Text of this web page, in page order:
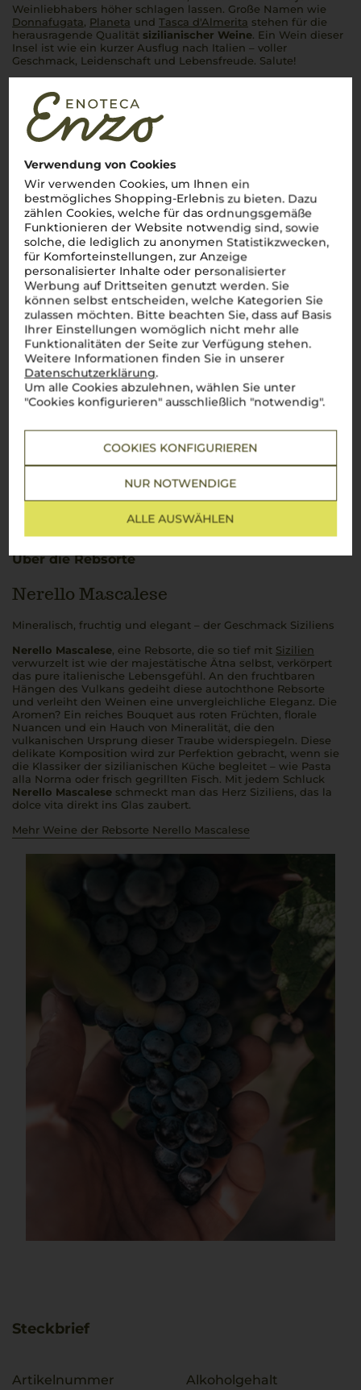
Verwendung von Cookies
Wir verwenden Cookies, um Ihnen ein
bestmögliches Shopping-Erlebnis zu bieten. Dazu
zählen Cookies, welche für das ordnungsgemäße
Funktionieren der Website notwendig sind, sowie
solche, die lediglich zu anonymen Statistikzwecken,
für Komforteinstellungen, zur Anzeige
personalisierter Inhalte oder personalisierter
Werbung auf Drittseiten genutzt werden. Sie
können selbst entscheiden, welche Kategorien Sie
zulassen möchten. Bitte beachten Sie, dass auf Basis
Ihrer Einstellungen womöglich nicht mehr alle
Funktionalitäten der Seite zur Verfügung stehen.
Weitere Informationen finden Sie in unserer
Datenschutzerklärung.
Um alle Cookies abzulehnen, wählen Sie unter
"Cookies konfigurieren" ausschließlich "notwendig".
COOKIES KONFIGURIEREN
NUR NOTWENDIGE
ALLE AUSWÄHLEN
Weinliebhabers höher schlagen lassen. Große Namen wie
Donnafugata, Planeta und Tasca d'Almerita stehen für die
herausragende Qualität sizilianischer Weine. Ein Wein dieser
Insel ist wie ein kurzer Ausflug nach Italien – voller
Geschmack, Leidenschaft und Lebensfreude. Salute!
Über die Rebsorte
Nerello Mascalese
Mineralisch, fruchtig und elegant – der Geschmack Siziliens
Nerello Mascalese, eine Rebsorte, die so tief mit Sizilien
verwurzelt ist wie der majestätische Ätna selbst, verkörpert
das pure italienische Lebensgefühl. An den fruchtbaren
Hängen des Vulkans gedeiht diese autochthone Rebsorte
und verleiht den Weinen eine unvergleichliche Eleganz. Die
Aromen? Ein reiches Bouquet aus roten Früchten, florale
Nuancen und ein Hauch von Mineralität, die den
vulkanischen Ursprung dieser Traube widerspiegeln. Diese
delikate Komposition wird zur Perfektion gebracht, wenn sie
die Klassiker der sizilianischen Küche begleitet – wie Pasta
alla Norma oder frisch gegrillten Fisch. Mit jedem Schluck
Nerello Mascalese schmeckt man das Herz Siziliens, das la
dolce vita direkt ins Glas zaubert.
Mehr Weine der Rebsorte Nerello Mascalese
Steckbrief
Artikelnummer
Alkoholgehalt